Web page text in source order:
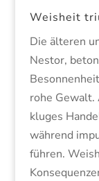
Weisheit
Die älteren
Nestor,
rohe
kluges
während
führen.